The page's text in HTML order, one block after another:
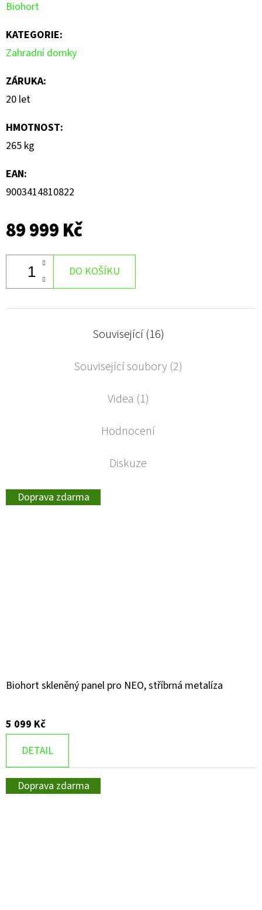
Biohort
KATEGORIE:
Zahradní domky
ZÁRUKA:
20 let
HMOTNOST:
265 kg
EAN:
9003414810822
89 999 Kč
DO KOŠÍKU
Související (16)
Související soubory (2)
Videa (1)
Hodnocení
Diskuze
Doprava zdarma
Biohort skleněný panel pro NEO, stříbrná metalíza
5 099 Kč
DETAIL
Doprava zdarma